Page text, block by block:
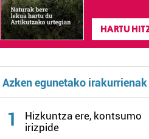
HARTU
Azken egunetako irakurrienak
1
Hizkuntza ere, kontsumo
irizpide